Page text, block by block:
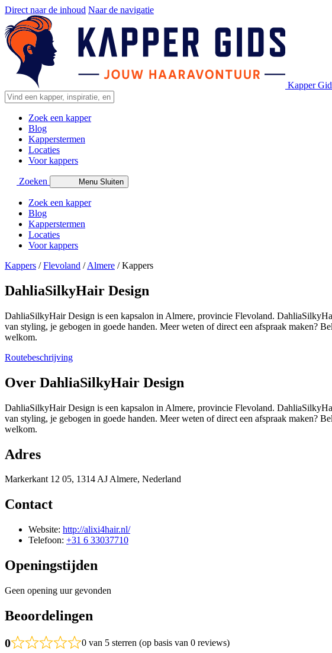
Direct naar de inhoud Naar de navigatie
Kapper
Zoek een kapper
Blog
Kapperstermen
Locaties
Voor kappers
Zoeken Menu Sluiten
Zoek een kapper
Blog
Kapperstermen
Locaties
Voor kappers
Kappers /Flevoland /Almere /Kappers
DahliaSilkyHair Design
DahliaSilkyHair Design is een kapsalon in Almere, provincie Flevoland.
van styling, je gebogen in goede handen. Meer weten of direct een afspraak maken? Bel
welkom.
Routebeschrijving
+
Over DahliaSilkyHair Design
DahliaSilkyHair Design is een kapsalon in Almere, provincie Flevoland.
van styling, je gebogen in goede handen. Meer weten of direct een afspraak maken? Bel
welkom.
Adres
Markerkant 12 05, 1314 AJ Almere, Nederland
Contact
Website: http://alixi4hair.nl/
Telefoon: +31 6 33037710
Openingstijden
Geen opening uur gevonden
Beoordelingen
0 0 van 5 sterren (op basis van 0 reviews)